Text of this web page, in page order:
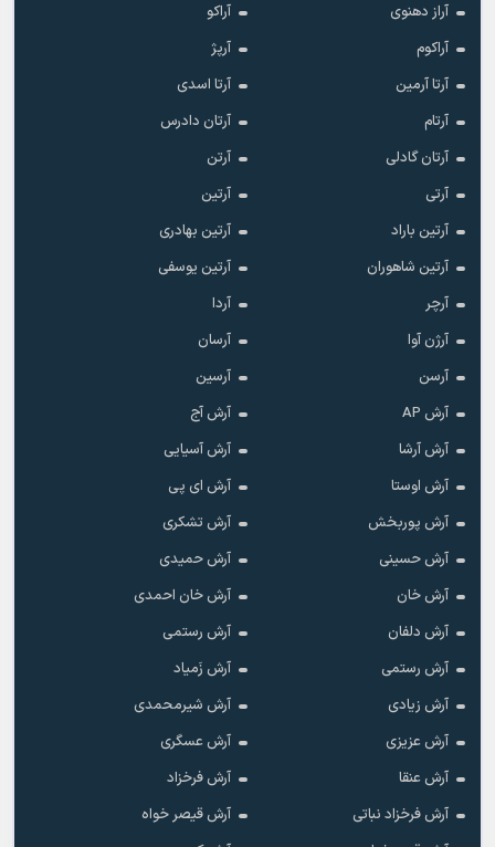
آراز دهنوی
آراکو
آراکوم
آرپژ
آرتا آرمین
آرتا اسدی
آرتام
آرتان دادرس
آرتان گادلی
آرتن
آرتی
آرتین
آرتین باراد
آرتین بهادری
آرتین شاهوران
آرتین یوسفی
آرچر
آردا
آرژن آوا
آرسان
آرسن
آرسین
آرش AP
آرش آج
آرش آرشا
آرش آسیایی
آرش اوستا
آرش ای پی
آرش پوربخش
آرش تشکری
آرش حسینی
آرش حمیدی
آرش خان
آرش خان احمدی
آرش دلفان
آرش رستمى
آرش رستمی
آرش زَمیاد
آرش زیادی
آرش شیرمحمدی
آرش عزیزی
آرش عسگری
آرش عنقا
آرش فرخزاد
آرش فرخزاد نباتی
آرش قیصر خواه